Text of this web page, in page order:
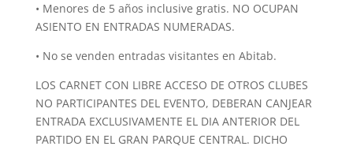
• Menores de 5 años inclusive gratis. NO OCUPAN
ASIENTO EN ENTRADAS NUMERADAS.
• No se venden entradas visitantes en Abitab.
LOS CARNET CON LIBRE ACCESO DE OTROS CLUBES
NO PARTICIPANTES DEL EVENTO, DEBERAN CANJEAR
ENTRADA EXCLUSIVAMENTE EL DIA ANTERIOR DEL
PARTIDO EN EL GRAN PARQUE CENTRAL. DICHO